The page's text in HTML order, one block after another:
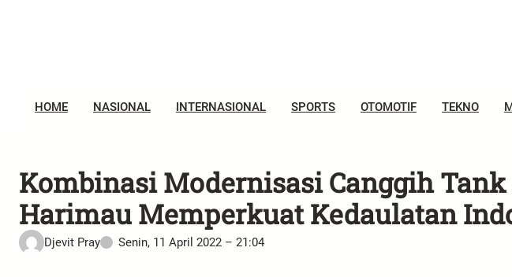
HOME NASIONAL INTERNASIONAL SPORTS OTOMOTIF TEKNO
Kombinasi Modernisasi Canggih Tank
Harimau Memperkuat Kedaulatan
Djevit Pray Senin, 11 April 2022 – 21:04